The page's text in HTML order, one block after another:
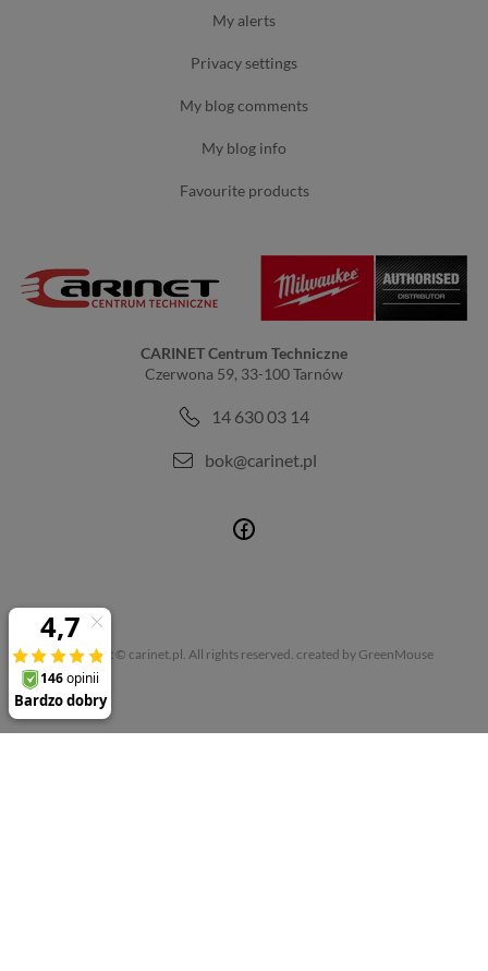
my alerts
privacy settings
my blog comments
my blog info
favourite products
CARINET Centrum Techniczne
Czerwona 59, 33-100 Tarnów
14 630 03 14
bok@carinet.pl
Copyright © carinet.pl. All rights reserved. created by GreenMouse